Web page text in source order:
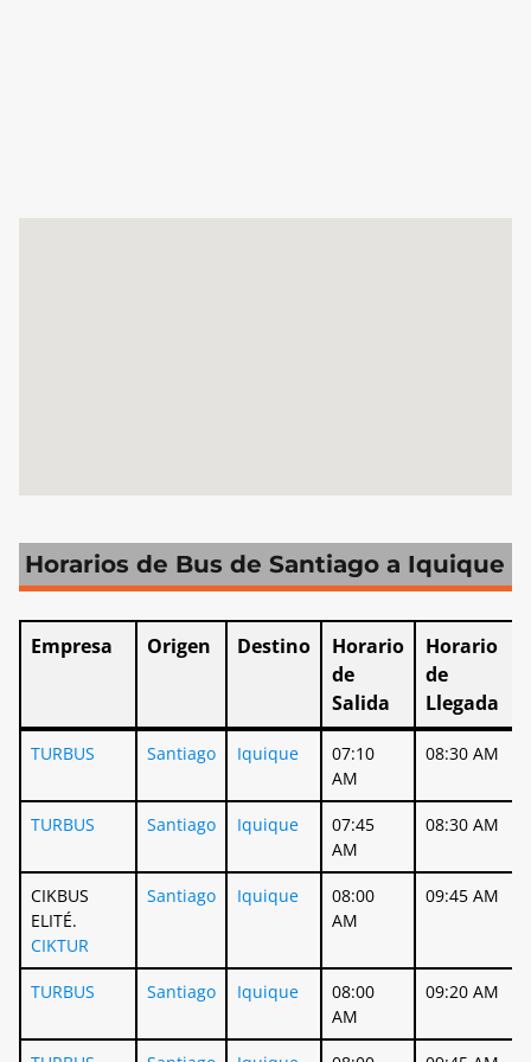
Horarios de Bus de Santiago a Iquique
Empresa Origen Destino
Horario
de
Salida
Horario
de
Llegada
Empresa Origen Destino
Horario
de
Salida
Horario
Llegada
TURBUS Santiago Iquique
07:10
AM
08:30 AM
TURBUS Santiago Iquique
07:45
AM
08:30 AM
CIKBUS
ELITÉ.
CIKTUR
Santiago Iquique
08:00
AM
09:45 AM
TURBUS Santiago Iquique
08:00
AM
09:20 AM